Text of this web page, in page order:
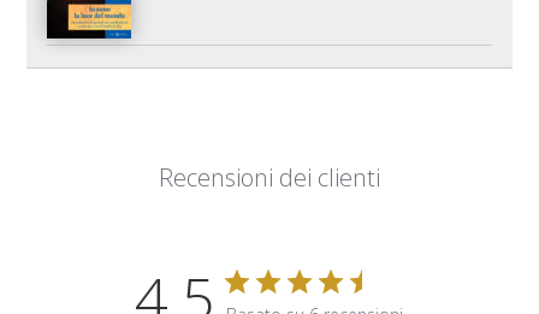
Recensioni dei clienti
4.5